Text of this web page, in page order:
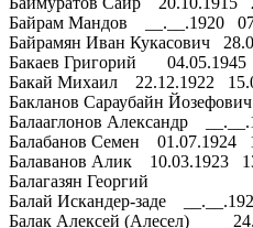
Байрам Мандов __.__.1920
Байрамян Иван Кукасович
Бакаев Григорий 04.05.1945
Бакай Михаил 22.12.1922
Бакланов Сараубайн
Балааглонов Александр
Балабанов Семен 01.07.1924
Балаванов Алик 10.03.1923
Балагазян Георгий
Балай Искандер-заде
Балак Алексей (Алесел)